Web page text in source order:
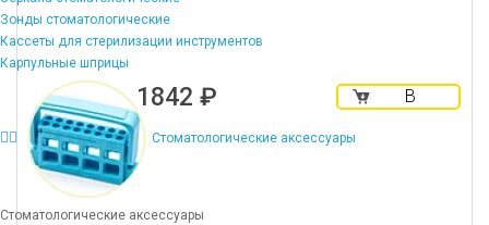
Зонды стоматологические
Кассеты для стерилизации инструментов
Карпульные шприцы
Стоматологические аксессуары
Стоматологические аксессуары
1842 ₽
В